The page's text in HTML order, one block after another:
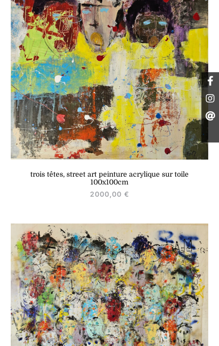
trois têtes, street art peinture acrylique sur toile
100x100cm
2000,00 €